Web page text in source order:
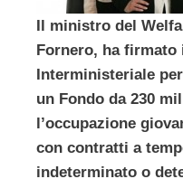
Il ministro del
Fornero, ha firmato
Interministeriale
un Fondo da 230
l’occupazione
con contratti a
indeterminato o